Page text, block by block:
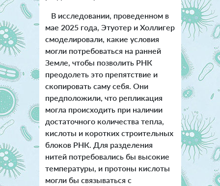
В исследовании, проведенном в
мае 2025 года, Этуотер и Холлигер
смоделировали, какие условия
могли потребоваться на ранней
Земле, чтобы позволить РНК
преодолеть это препятствие и
скопировать саму себя. Они
предположили, что репликация
могла происходить при наличии
достаточного количества тепла,
кислоты и коротких строительных
блоков РНК. Для разделения
нитей потребовались бы высокие
температуры, и протоны кислоты
могли бы связываться с